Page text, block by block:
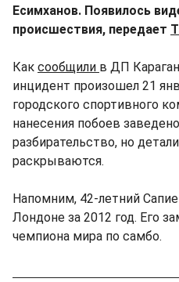
Есимханов. Появилось
происшествия, передает
Как сообщили в ДП
инцидент произошел 21
городского спортивного
нанесения побоев
разбирательство, но
раскрываются.
Напомним, 42-летний
Лондоне за 2012 год. Его
чемпиона мира по самбо.